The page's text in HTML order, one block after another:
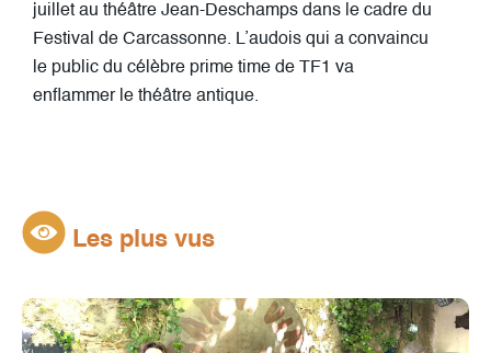
juillet au théâtre Jean-Deschamps dans le cadre du
Festival de Carcassonne. L’audois qui a convaincu
le public du célèbre prime time de TF1 va
enflammer le théâtre antique.
Les plus vus